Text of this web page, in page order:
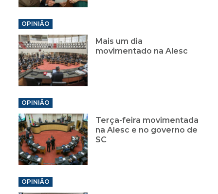
OPINIÃO
Mais um dia
movimentado na Alesc
OPINIÃO
Terça-feira movimentada
na Alesc e no governo de
SC
OPINIÃO